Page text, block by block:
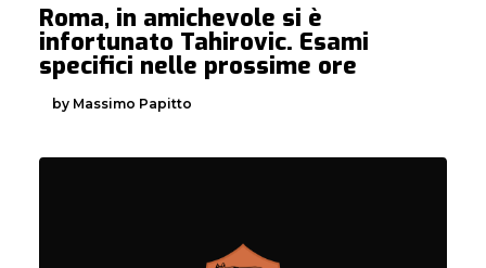
Roma, in amichevole si è
infortunato Tahirovic. Esami
specifici nelle prossime ore
by Massimo Papitto